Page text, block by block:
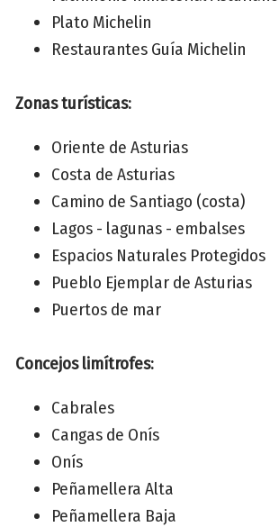
Plato Michelin
Restaurantes Guía Michelin
Zonas turísticas:
Oriente de Asturias
Costa de Asturias
Camino de Santiago (costa)
Lagos - lagunas - embalses
Espacios Naturales Protegidos
Pueblo Ejemplar de Asturias
Puertos de mar
Concejos limítrofes:
Cabrales
Cangas de Onís
Onís
Peñamellera Alta
Peñamellera Baja